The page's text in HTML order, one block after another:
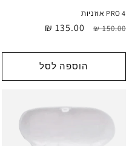
PRO 4 אוזניות
מחיר
150.00 ₪
מחיר
135.00 ₪
הוספה לסל